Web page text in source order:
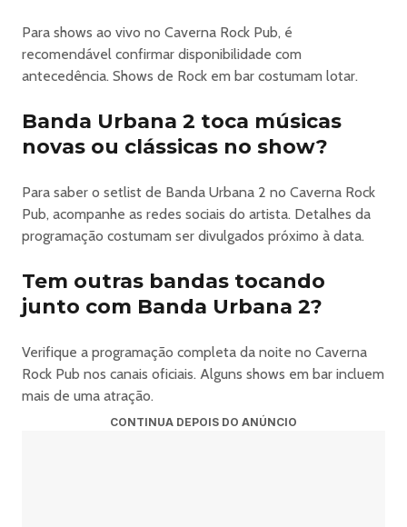
📍 Caverna Rock Pub - Rua Tupis 1448 - Barro Preto
Informações: (31) 99238 7499
Para shows ao vivo no Caverna Rock Pub, é
recomendável confirmar disponibilidade com
antecedência. Shows de Rock em bar costumam lotar.
Banda Urbana 2 toca músicas
novas ou clássicas no show?
Para saber o setlist de Banda Urbana 2 no Caverna Rock
Pub, acompanhe as redes sociais do artista. Detalhes da
programação costumam ser divulgados próximo à data.
Tem outras bandas tocando
junto com Banda Urbana 2?
Verifique a programação completa da noite no Caverna
Rock Pub nos canais oficiais. Alguns shows em bar incluem
mais de uma atração.
CONTINUA DEPOIS DO ANÚNCIO